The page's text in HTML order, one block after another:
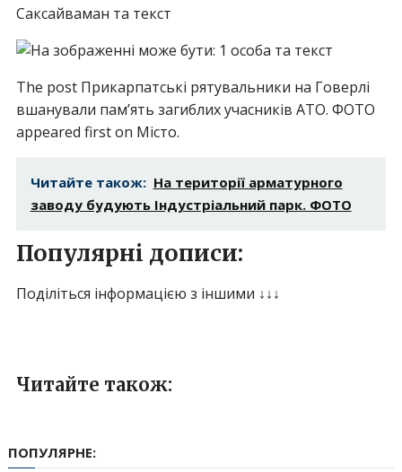
The post Прикарпатські рятувальники на Говерлі
вшанували пам’ять загиблих учасників АТО. ФОТО
appeared first on Місто.
Читайте також: На території арматурного
заводу будують Індустріальний парк. ФОТО
Популярні дописи:
Поділіться інформацією з іншими ↓↓↓
Читайте також:
ПОПУЛЯРНЕ: